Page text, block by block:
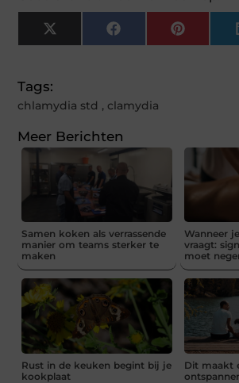
X
(Twitter)
Facebook
Tags:
chlamydia std , clamydia
Meer Berichten
Samen koken als verrassende
manier om teams sterker te
maken
Wanneer
vraagt:
moet
Rust in de keuken begint bij je
kookplaat
Dit maakt